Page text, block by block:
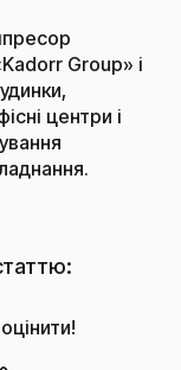
Group» і
центри і